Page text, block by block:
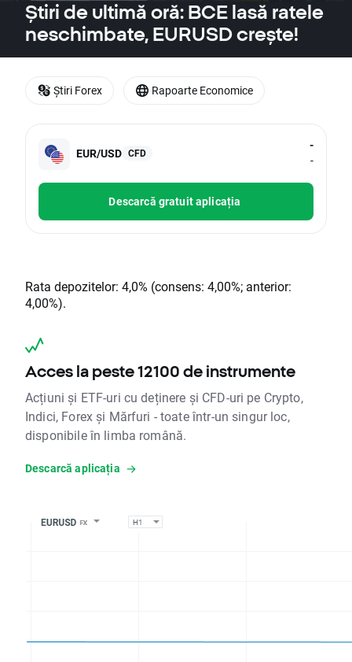
Știri de ultimă oră: BCE lasă ratele
neschimbate, EURUSD crește!
EUR/USD CFD
-
-
Descarcă gratuit aplicația
Rata depozitelor: 4,0% (consens: 4,00%; anterior:
4,00%).
Acces la peste 12100 de instrumente
Acțiuni și ETF-uri cu deținere și CFD-uri pe Crypto,
Indici, Forex și Mărfuri - toate într-un singur loc,
disponibile în limba română.
Descarcă aplicația
Știri Forex Rapoarte Economice